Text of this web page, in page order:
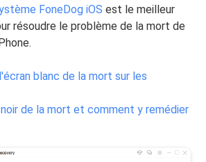
FoneDog iOSest le meilleur
résoudre le problème de la mort de
blanc de la mort sur les
de la mort et comment y remédier